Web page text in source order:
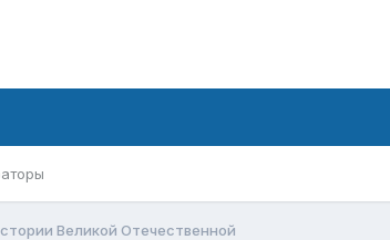
Великой Отечественной